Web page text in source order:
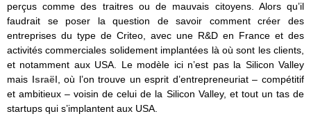
perçus comme des traitres ou de mauvais citoyens. Alors qu’il
faudrait se poser la question de savoir comment créer des
entreprises du type de Criteo, avec une R&D en France et des
activités commerciales solidement implantées là où sont les clients,
et notamment aux USA. Le modèle ici n’est pas la Silicon Valley
mais Israël, où l’on trouve un esprit d’entrepreneuriat – compétitif
et ambitieux – voisin de celui de la Silicon Valley, et tout un tas de
startups qui s’implantent aux USA.